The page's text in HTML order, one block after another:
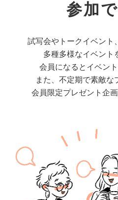
参加
試写会やトークイベント
多種多様なイベント
会員になるとイベン
また、不定期で素敵な
会員限定プレゼント企